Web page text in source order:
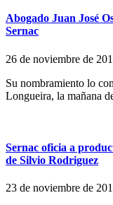
Abogado Juan José
Sernac
26 de noviembre de
Su nombramiento lo
Longueira, la mañana
Sernac oficia a
de Silvio Rodriguez
23 de noviembre de